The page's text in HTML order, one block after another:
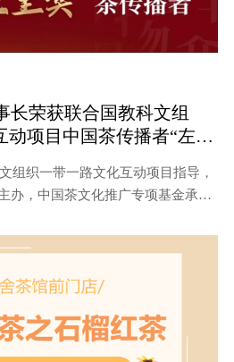
长荣获联合国教科文组
动项目中国茶传播者“左圭
组织一带一路文化互动项目指导，
办，中国茶文化推广专项基金承办
盛大举行。本次活动旨在向茶文化
物和组织表达崇高的敬意，同时也
回顾和展望。北京老舍茶馆有限公
传播者“左圭奖”传承典范奖。